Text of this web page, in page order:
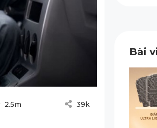
2.5m 39k
Bài